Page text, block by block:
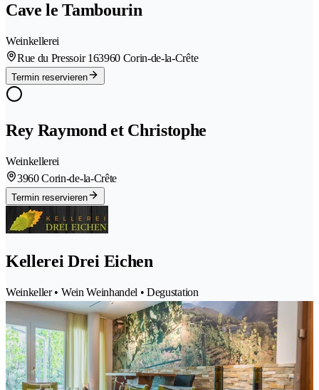
Cave le Tambourin
Weinkellerei
Rue du Pressoir 163960 Corin-de-la-Crête
Termin reservieren
Rey Raymond et Christophe
Weinkellerei
3960 Corin-de-la-Crête
Termin reservieren
Kellerei Drei Eichen
Weinkeller • Wein Weinhandel • Degustation